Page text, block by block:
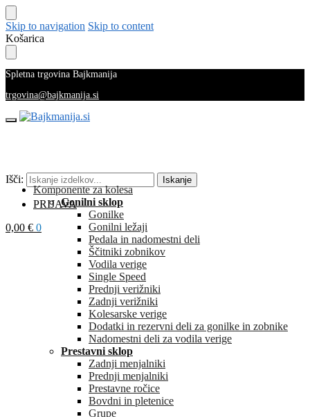
Skip to navigation Skip to content
Košarica
Spletna trgovina Bajkmanija
trgovina@bajkmanija.si
Išči: Iskanje
PRIJAVA
0,00 € 0
Komponente za kolesa
Gonilni sklop
Gonilke
Gonilni ležaji
Pedala in nadomestni deli
Ščitniki zobnikov
Vodila verige
Single Speed
Prednji verižniki
Zadnji verižniki
Kolesarske verige
Dodatki in rezervni deli za gonilke in zobnike
Nadomestni deli za vodila verige
Prestavni sklop
Zadnji menjalniki
Prednji menjalniki
Prestavne ročice
Bovdni in pletenice
Grupe